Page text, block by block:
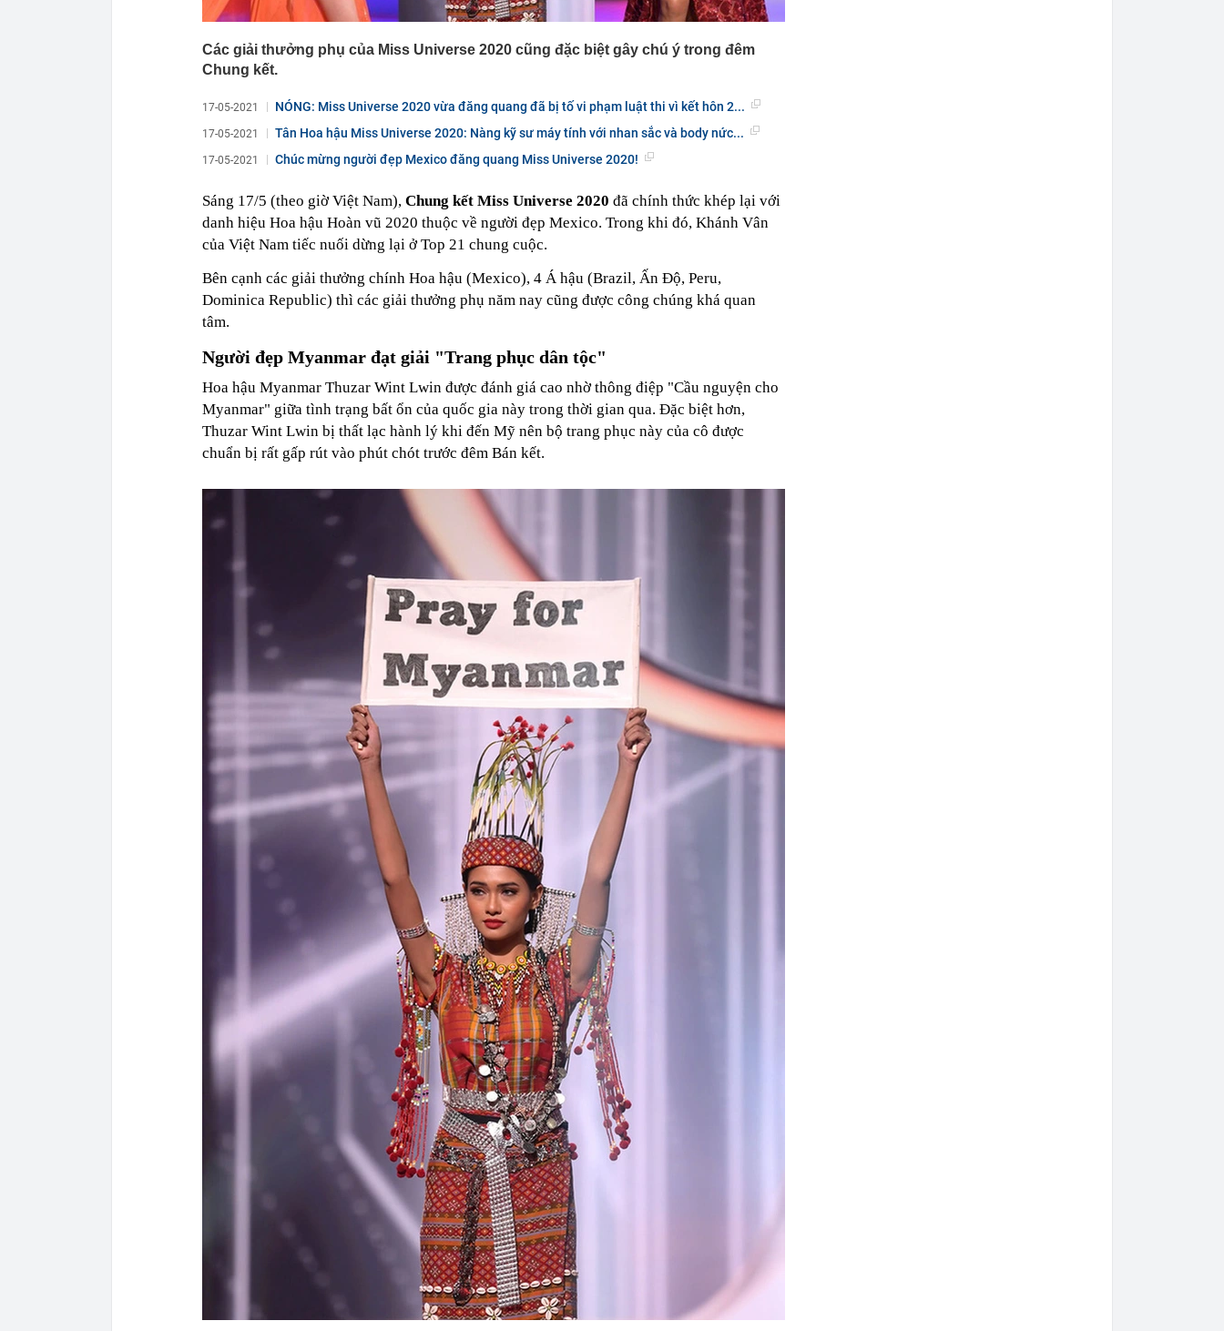
Các giải thưởng phụ của Miss Universe 2020 cũng đặc biệt gây chú ý trong đêm
Chung kết.
17-05-2021 NÓNG: Miss Universe 2020 vừa đăng quang đã bị tố vi phạm luật thi vì kết hôn 2...
17-05-2021 Tân Hoa hậu Miss Universe 2020: Nàng kỹ sư máy tính với nhan sắc và body nức...
17-05-2021 Chúc mừng người đẹp Mexico đăng quang Miss Universe 2020!
Sáng 17/5 (theo giờ Việt Nam), Chung kết Miss Universe 2020 đã chính thức khép lại với
danh hiệu Hoa hậu Hoàn vũ 2020 thuộc về người đẹp Mexico. Trong khi đó, Khánh Vân
của Việt Nam tiếc nuối dừng lại ở Top 21 chung cuộc.
Bên cạnh các giải thưởng chính Hoa hậu (Mexico), 4 Á hậu (Brazil, Ấn Độ, Peru,
Dominica Republic) thì các giải thưởng phụ năm nay cũng được công chúng khá quan
tâm.
Người đẹp Myanmar đạt giải "Trang phục dân tộc"
Hoa hậu Myanmar Thuzar Wint Lwin được đánh giá cao nhờ thông điệp "Cầu nguyện cho
Myanmar" giữa tình trạng bất ổn của quốc gia này trong thời gian qua. Đặc biệt hơn,
Thuzar Wint Lwin bị thất lạc hành lý khi đến Mỹ nên bộ trang phục này của cô được
chuẩn bị rất gấp rút vào phút chót trước đêm Bán kết.